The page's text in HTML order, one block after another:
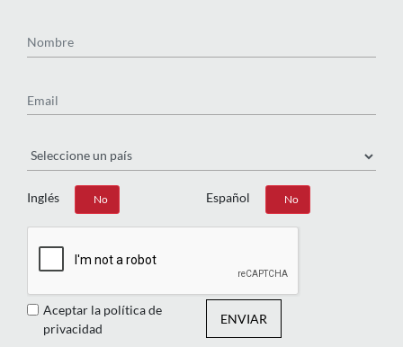
Inglés
Sí No Español
Sí No
Aceptar la política de
privacidad
ENVIAR